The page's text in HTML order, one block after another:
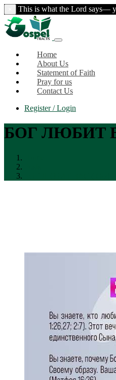
This is what the Lord says—
Home
About Us
Statement of Faith
Pray for us
Contact Us
Register / Login
БОГ ЛЮБИТ